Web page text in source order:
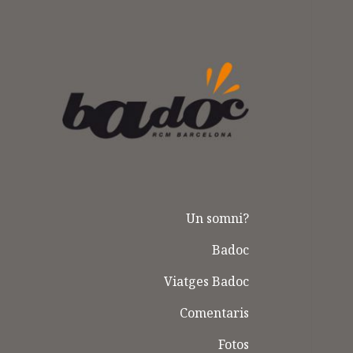
Un somni?
Badoc
Viatges Badoc
Comentaris
Fotos